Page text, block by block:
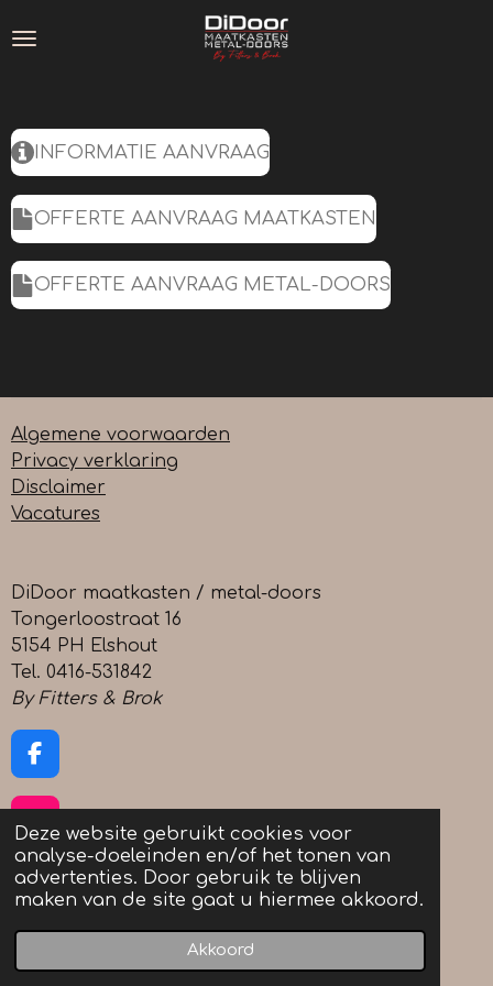
Deze website gebruikt cookies voor
analyse-doeleinden en/of het tonen van
advertenties. Door gebruik te blijven
maken van de site gaat u hiermee akkoord.
Akkoord
direct
hoofdinhoud
INFORMATIE AANVRAAG
OFFERTE AANVRAAG MAATKASTEN
OFFERTE AANVRAAG METAL-DOORS
Algemene voorwaarden
Privacy verklaring
Disclaimer
Vacatures
DiDoor maatkasten / metal-doors
Tongerloostraat 16
5154 PH Elshout
Tel. 0416-531842
By Fitters & Brok
F
a
c
e
b
o
o
I
n
s
t
g
L
n
© 2023 - 2026 DiDoor Metal-Doors